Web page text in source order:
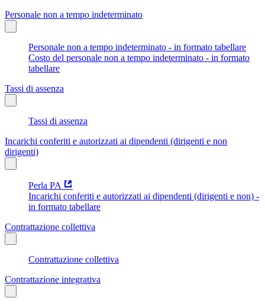
Personale non a tempo indeterminato
Personale non a tempo indeterminato - in formato tabellare
Costo del personale non a tempo indeterminato - in formato
tabellare
Tassi di assenza
Tassi di assenza
Incarichi conferiti e autorizzati ai dipendenti (dirigenti e non
dirigenti)
Perla PA
Incarichi conferiti e autorizzati ai dipendenti (dirigenti e non) -
in formato tabellare
Contrattazione collettiva
Contrattazione collettiva
Contrattazione integrativa